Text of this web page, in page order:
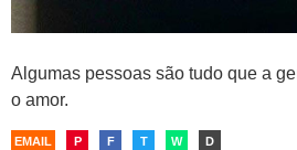
Algumas pessoas são tudo que a
o amor.
EMAIL P F T W D